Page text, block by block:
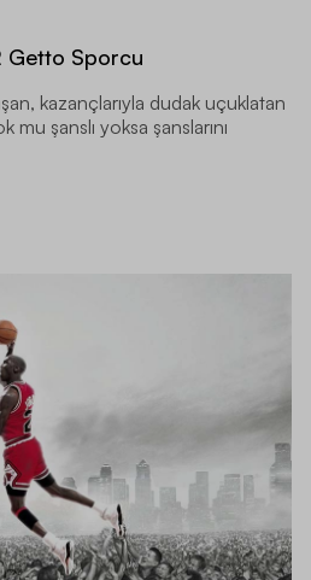
Getto Sporcu
kazançlarıyla dudak uçuklatan
şanslı yoksa şanslarını